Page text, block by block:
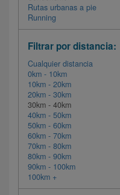
Rutas urbanas a pie
Running
Filtrar por distancia:
Cualquier distancia
0km - 10km
10km - 20km
20km - 30km
30km - 40km
40km - 50km
50km - 60km
60km - 70km
70km - 80km
80km - 90km
90km - 100km
100km +